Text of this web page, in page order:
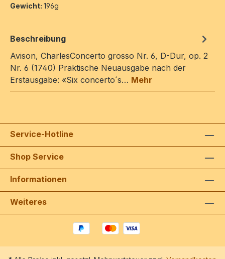
Gewicht: 196g
Beschreibung
Avison, CharlesConcerto grosso Nr. 6, D-Dur, op. 2
Nr. 6 (1740) Praktische Neuausgabe nach der
Erstausgabe: «Six concerto´s… Mehr
Service-Hotline
Shop Service
Informationen
Weiteres